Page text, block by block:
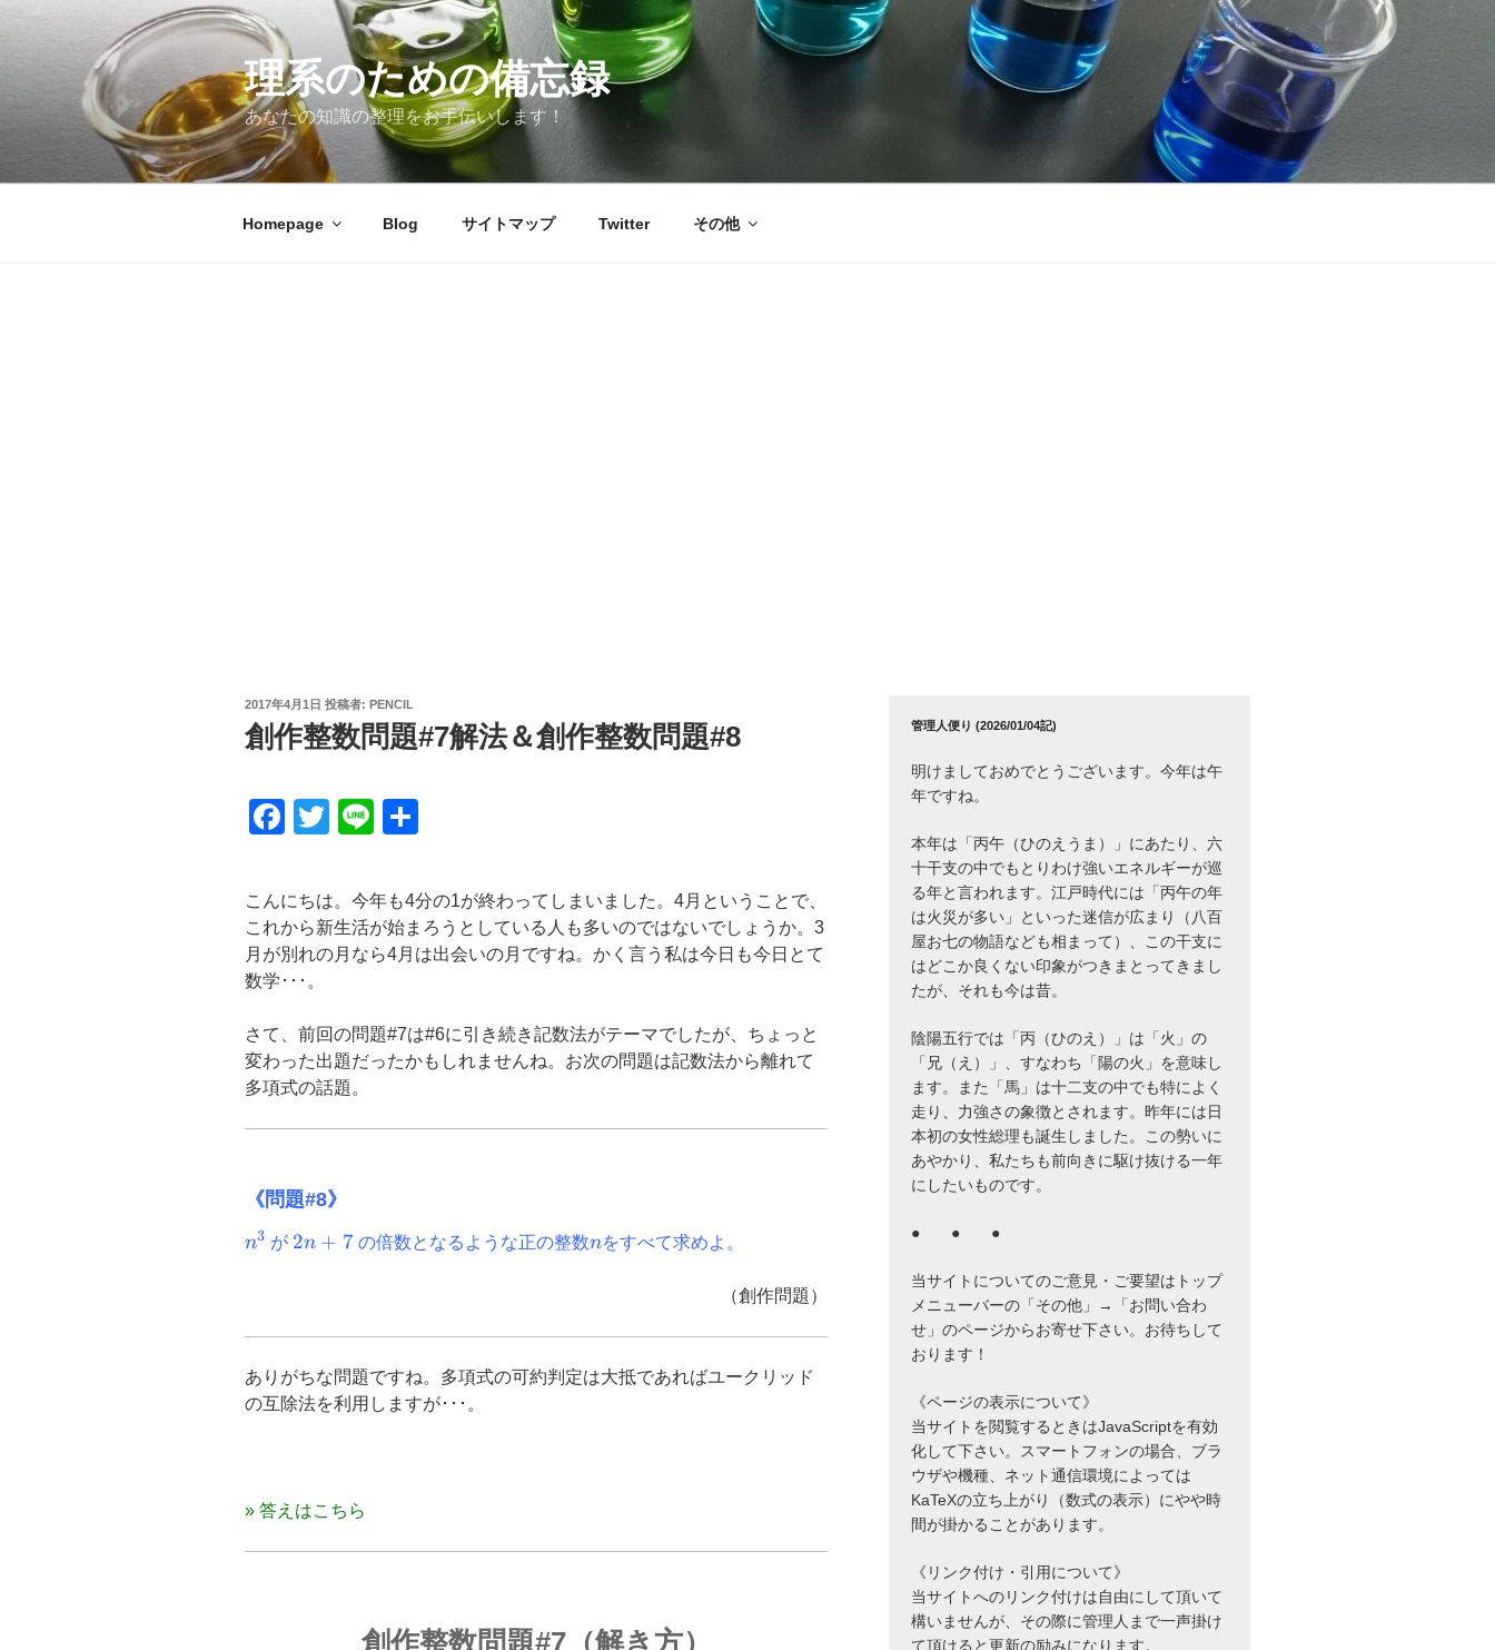
理系のための備忘録
あなたの知識の整理をお手伝いします！
Homepage Blog サイトマップ Twitter その他
投
稿
日:
2017年4月1日 投稿者: PENCIL
創作整数問題#7解法＆創作整数問題#8
F
c
e
b
o
o
k
T
tt
er
Li
e
こんにちは。今年も4分の1が終わってしまいました。4月ということで、
これから新生活が始まろうとしている人も多いのではないでしょうか。3
月が別れの月なら4月は出会いの月ですね。かく言う私は今日も今日とて
数学･･･。
さて、前回の問題#7は#6に引き続き記数法がテーマでしたが、ちょっと
変わった出題だったかもしれませんね。お次の問題は記数法から離れて
多項式の話題。
《問題#8》
n^3
n3 が 2n+7
2n + 7の倍数となるような正の整数n
nをすべて求めよ。
（創作問題）
ありがちな問題ですね。多項式の可約判定は大抵であればユークリッド
の互除法を利用しますが･･･。
» 答えはこちら
創作整数問題#7（解き方）
管理人便り (2026/01/04記)
明けましておめでとうございます。今年は午
年ですね。
本年は「丙午（ひのえうま）」にあたり、六
十干支の中でもとりわけ強いエネルギーが巡
る年と言われます。江戸時代には「丙午の年
は火災が多い」といった迷信が広まり（八百
屋お七の物語なども相まって）、この干支に
はどこか良くない印象がつきまとってきまし
たが、それも今は昔。
陰陽五行では「丙（ひのえ）」は「火」の
「兄（え）」、すなわち「陽の火」を意味し
ます。また「馬」は十二支の中でも特によく
走り、力強さの象徴とされます。昨年には日
本初の女性総理も誕生しました。この勢いに
あやかり、私たちも前向きに駆け抜ける一年
にしたいものです。
● ● ●
当サイトについてのご意見・ご要望はトップ
メニューバーの「その他」→「お問い合わ
せ」のページからお寄せ下さい。お待ちして
おります！
《ページの表示について》
当サイトを閲覧するときはJavaScriptを有効
化して下さい。スマートフォンの場合、ブラ
ウザや機種、ネット通信環境によっては
KaTeXの立ち上がり（数式の表示）にやや時
間が掛かることがあります。
《リンク付け・引用について》
当サイトへのリンク付けは自由にして頂いて
構いませんが、その際に管理人まで一声掛け
て頂けると更新の励みになります。